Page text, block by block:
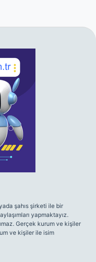
şahıs şirketi ile bir
yapmaktayız.
Gerçek kurum ve kişiler
ve kişiler ile isim